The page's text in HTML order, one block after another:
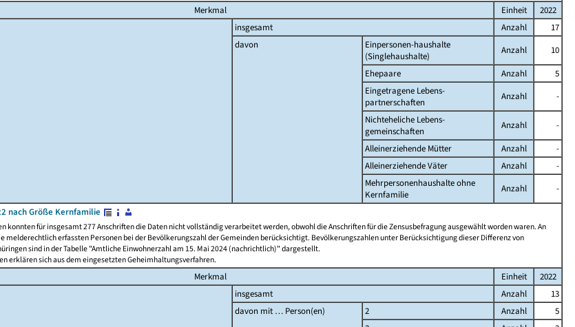
Merkmal Einheit
2022
insgesamt Anzahl
17
davon
Einpersonen-haushalte
(Singlehaushalte)
Anzahl
10
Ehepaare
Anzahl
5
Eingetragene Lebens-
partnerschaften
Anzahl
-
Nichteheliche Lebens-
gemeinschaften
Anzahl
-
Alleinerziehende Mütter
Anzahl
-
Alleinerziehende Väter
Anzahl
-
Mehrpersonenhaushalte ohne
Kernfamilie
Anzahl
-
nach Größe Kernfamilie
konnten für insgesamt 277 Anschriften die Daten nicht vollständig verarbeitet werden, obwohl die Anschriften für die Zensusbefragung ausgewählt worden waren. An
melderechtlich erfassten Personen bei der Bevölkerungszahl der Gemeinden berücksichtigt. Bevölkerungszahlen unter Berücksichtigung dieser Differenz von
sind in der Tabelle "Amtliche Einwohnerzahl am 15. Mai 2024 (nachrichtlich)" dargestellt.
erklären sich aus dem eingesetzten Geheimhaltungsverfahren.
Merkmal Einheit
2022
insgesamt Anzahl
13
davon mit … Person(en)
2 Anzahl
5